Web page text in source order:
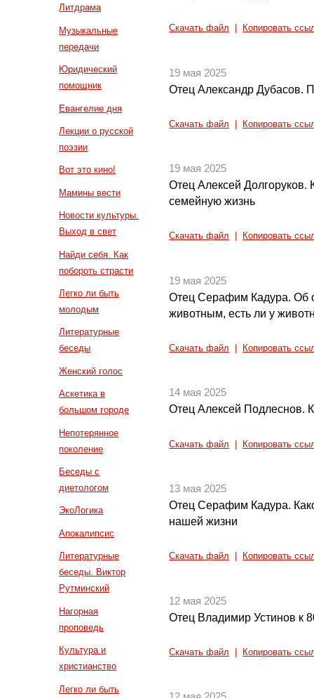
Литдрама
Музыкальные
передачи
Юридический
помощник
Евангелие дня
Лекции о русской
поэзии
Вот это кино!
Мамины вести
Новости культуры.
Выход в свет
Найди себя. Как
побороть страсти
Легко ли быть
молодым
Литературные
беседы
Женский голос
Аскетика в
большом городе
Непотерянное
поколение
Беседы с
диетологом
ЭкоЛогика
Апокалипсис
Литературные
беседы. Виктор
Рутминский
Нагорная
проповедь
Культура и
христианство
Легко ли быть
Скачать файл Копировать
19 мая 2025
Отец Александр Дубасов.
Скачать файл Копировать
19 мая 2025
Отец Алексей Долгоруков.
семейную жизнь
Скачать файл Копировать
19 мая 2025
Отец Серафим Кадура. Об
животным, есть ли у
Скачать файл Копировать
14 мая 2025
Отец Алексей Подлеснов.
Скачать файл Копировать
13 мая 2025
Отец Серафим Кадура.
нашей жизни
Скачать файл Копировать
12 мая 2025
Отец Владимир Устинов к
Скачать файл Копировать